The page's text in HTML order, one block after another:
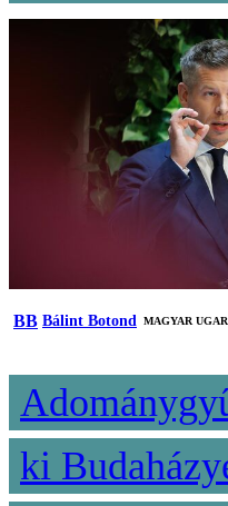
BB Bálint Botond MAGYAR UGAR
ki